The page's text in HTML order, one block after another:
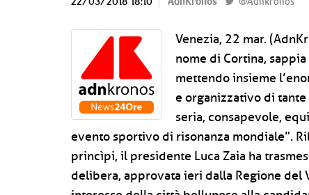
Venezia, 22 mar.
nome di Cortina,
mettendo insieme
e organizzativo di
seria, consapevole,
evento sportivo di risonanza mondiale”.
princìpi, il presidente Luca Zaia ha
delibera, approvata ieri dalla Regione del